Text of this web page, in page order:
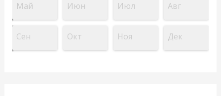
Май Июн Июл Авг
Сен Окт Ноя Дек